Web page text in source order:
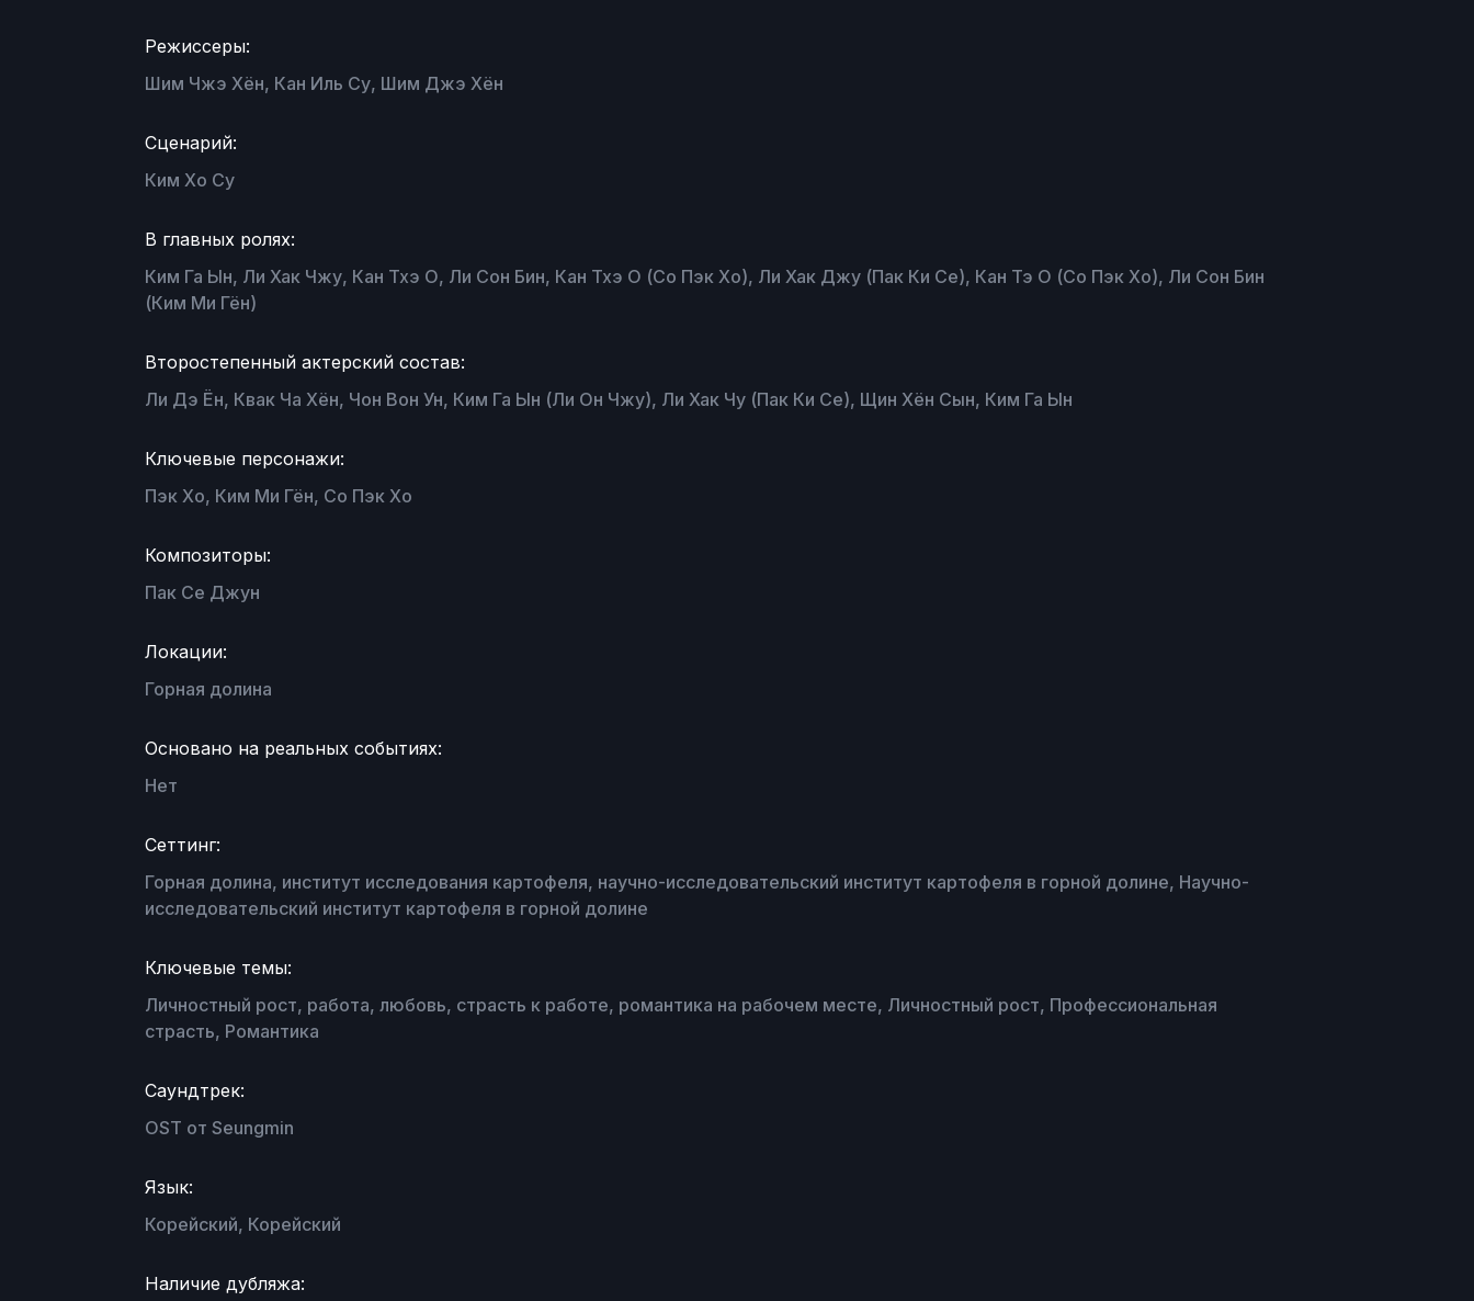
Режиссеры:
Шим Чжэ Хён, Кан Иль Су, Шим Джэ Хён
Сценарий:
Ким Хо Су
В главных ролях:
Ким Га Ын, Ли Хак Чжу, Кан Тхэ О, Ли Сон Бин, Кан Тхэ О (Со Пэк Хо), Ли Хак Джу (Пак Ки Се), Кан Тэ О (Со Пэк Хо), Ли Сон Бин
(Ким Ми Гён)
Второстепенный актерский состав:
Ли Дэ Ён, Квак Ча Хён, Чон Вон Ун, Ким Га Ын (Ли Он Чжу), Ли Хак Чу (Пак Ки Се), Щин Хён Сын, Ким Га Ын
Ключевые персонажи:
Пэк Хо, Ким Ми Гён, Со Пэк Хо
Композиторы:
Пак Се Джун
Локации:
Горная долина
Основано на реальных событиях:
Нет
Сеттинг:
Горная долина, институт исследования картофеля, научно-исследовательский институт картофеля в горной долине, Научно-
исследовательский институт картофеля в горной долине
Ключевые темы:
Личностный рост, работа, любовь, страсть к работе, романтика на рабочем месте, Личностный рост, Профессиональная
страсть, Романтика
Саундтрек:
OST от Seungmin
Язык:
Корейский, Корейский
Наличие дубляжа: